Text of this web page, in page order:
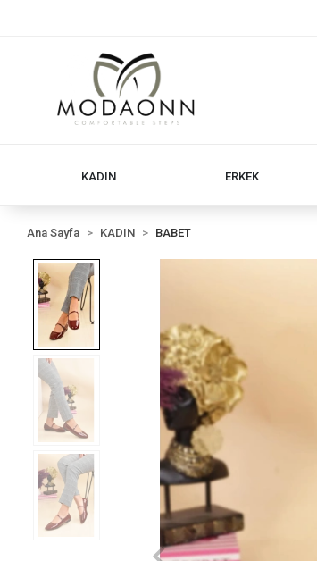
KADIN ERKEK
Ana Sayfa KADIN BABET